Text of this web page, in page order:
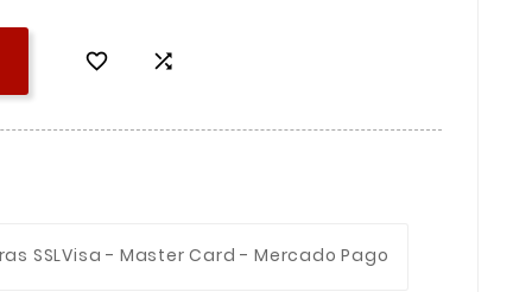
 
SSLVisa - Master Card - Mercado Pago